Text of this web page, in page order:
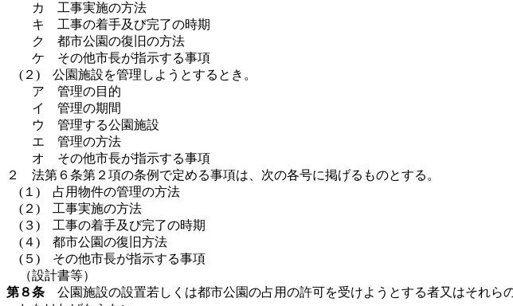
カ 工事実施の方法
キ 工事の着手及び完了の時期
ク 都市公園の復旧の方法
ケ その他市長が指示する事項
(２) 公園施設を管理しようとするとき。
ア 管理の目的
イ 管理の期間
ウ 管理する公園施設
エ 管理の方法
オ その他市長が指示する事項
２ 法第６条第２項の条例で定める事項は、次の各号に掲げるものとする。
(１) 占用物件の管理の方法
(２) 工事実施の方法
(３) 工事の着手及び完了の時期
(４) 都市公園の復旧方法
(５) その他市長が指示する事項
（設計書等）
第８条 公園施設の設置若しくは都市公園の占用の許可を受けようとする者又はそれ